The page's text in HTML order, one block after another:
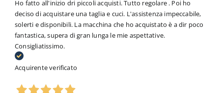
Ho fatto all'inizio dri piccoli acquisti. Tutto regolare . Poi ho
deciso di acquistare una taglia e cuci. L'assistenza impeccabile,
solerti e disponibili. La macchina che ho acquistato è a dir poco
fantastica, supera di gran lunga le mie aspettative.
Consigliatissimo.
Acquirente verificato